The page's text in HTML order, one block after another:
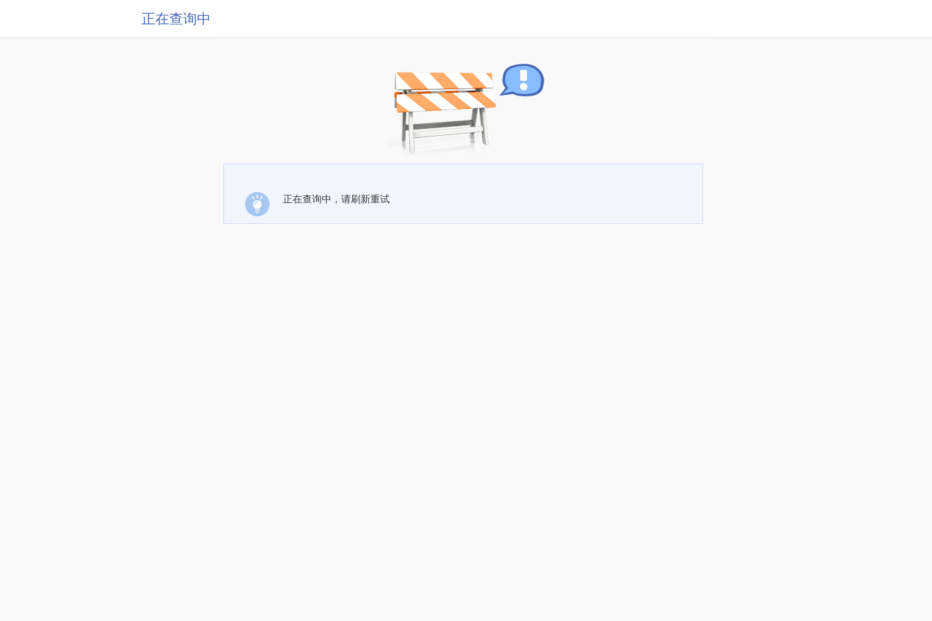
正在查询中
正在查询中，请刷新重试